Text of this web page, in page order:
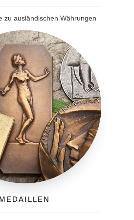
zu ausländischen Währungen
Medaillen